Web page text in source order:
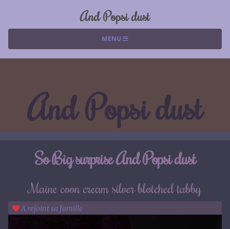
And Popsi dust
MENU
And Popsi dust
So Big surprise And Popsi dust
Maine coon cream silver blotched tabby
A rejoint sa famille